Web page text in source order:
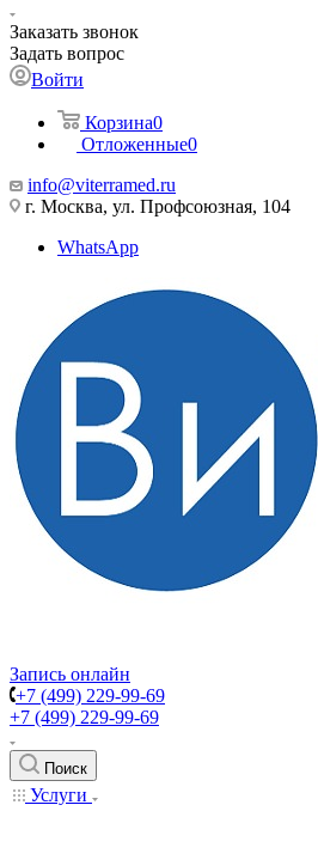
Заказать звонок
Задать вопрос
Войти
Корзина0
Отложенные0
info@viterramed.ru
г. Москва, ул. Профсоюзная, 104
WhatsApp
Запись онлайн
+7 (499) 229-99-69
+7 (499) 229-99-69
Поиск
Услуги